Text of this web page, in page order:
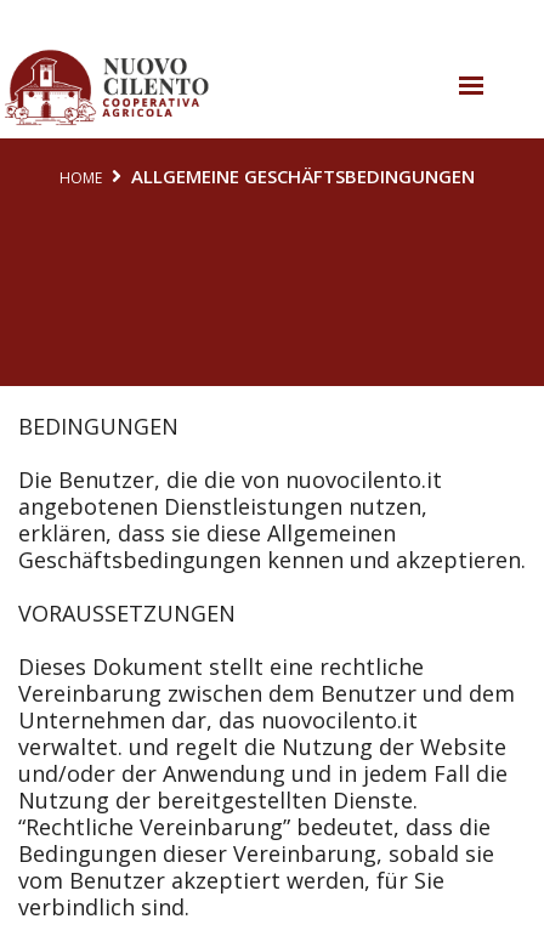
UNSERE AKTIVITÄTEN
ALLGEMEINE
GESCHÄFTSBEDINGUNGEN
HOME ALLGEMEINE GESCHÄFTSBEDINGUNGEN
BEDINGUNGEN
Die Benutzer, die die von nuovocilento.it
angebotenen Dienstleistungen nutzen,
erklären, dass sie diese Allgemeinen
Geschäftsbedingungen kennen und akzeptieren.
VORAUSSETZUNGEN
Dieses Dokument stellt eine rechtliche
Vereinbarung zwischen dem Benutzer und dem
Unternehmen dar, das nuovocilento.it
verwaltet. und regelt die Nutzung der Website
und/oder der Anwendung und in jedem Fall die
Nutzung der bereitgestellten Dienste.
“Rechtliche Vereinbarung” bedeutet, dass die
Bedingungen dieser Vereinbarung, sobald sie
vom Benutzer akzeptiert werden, für Sie
verbindlich sind.